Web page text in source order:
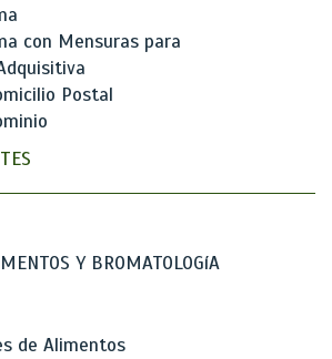
con Mensuras para
Postal
Y BROMATOLOGíA
de Alimentos